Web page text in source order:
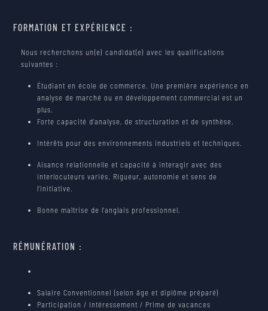
FORMATION ET EXPÉRIENCE :
Nous recherchons un(e) candidat(e) avec les qualifications
suivantes :
Étudiant en école de commerce. Une première expérience en
analyse de marché ou en développement commercial est un
plus.
Forte capacité d’analyse, de structuration et de synthèse.
Intérêts pour des environnements industriels et techniques.
Aisance relationnelle et capacité à interagir avec des
interlocuteurs variés. Rigueur, autonomie et sens de
l’initiative.
Bonne maîtrise de l’anglais professionnel.
RÉMUNÉRATION :
Salaire Conventionnel (selon âge et diplôme préparé)
Participation / Intéressement / Prime de vacances